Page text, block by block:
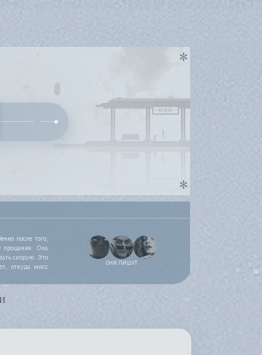
ОНИ ПИШУТ
после того,
прощания. Она
скорую. Это
откуда мисс